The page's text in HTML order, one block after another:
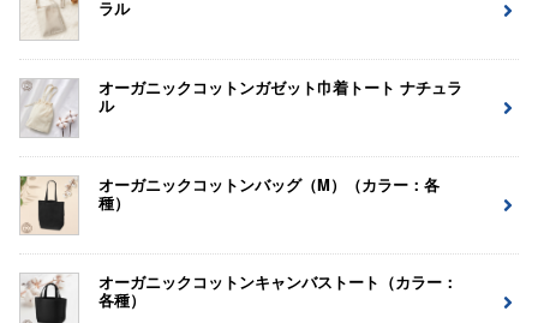
ラル
オーガニックコットンガゼット巾着トート ナチュラ
ル
オーガニックコットンバッグ（M）（カラー：各
種）
オーガニックコットンキャンバストート（カラー：
各種）